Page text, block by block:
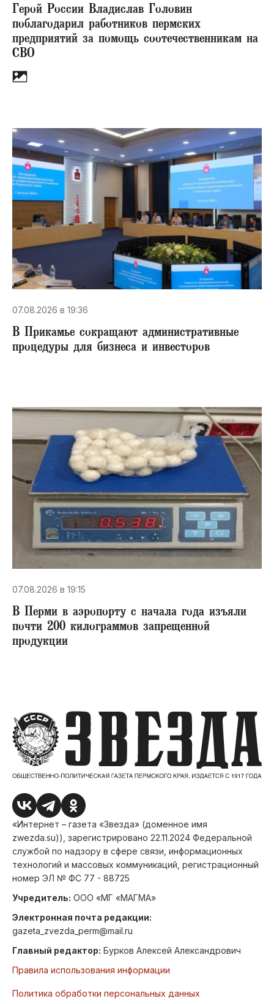
Герой России Владислав Головин
поблагодарил работников пермских
предприятий за помощь соотечественникам на
СВО
07.08.2026 в 19:36
В Прикамье сокращают административные
процедуры для бизнеса и инвесторов
07.08.2026 в 19:15
В Перми в аэропорту с начала года изъяли
почти 200 килограммов запрещенной
продукции
«Интернет – газета «Звезда» (доменное имя
zwezda.su)), зарегистрировано 22.11.2024 Федеральной
службой по надзору в сфере связи, информационных
технологий и массовых коммуникаций, регистрационный
номер ЭЛ № ФС 77 - 88725
Учредитель: ООО «МГ «МАГМА»
Электронная почта редакции:
gazeta_zvezda_perm@mail.ru
Главный редактор: Бурков Алексей Александрович
Правила использования информации
Политика обработки персональных данных